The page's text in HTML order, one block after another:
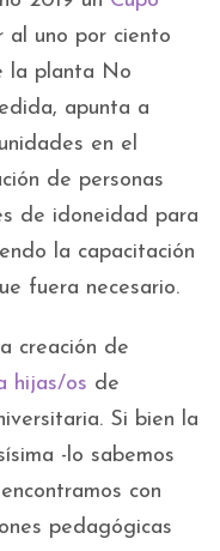
al uno por ciento
la planta No
apunta a
en el
de personas
de idoneidad para
la capacitación
fuera necesario.
creación de
hijas/os de
Si bien la
-lo sabemos
con
pedagógicas